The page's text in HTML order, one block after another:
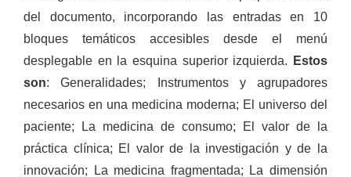
del documento, incorporando las entradas en 10
bloques temáticos accesibles desde el menú
desplegable en la esquina superior izquierda.
Estos
son: Generalidades; Instrumentos y agrupadores
necesarios en una medicina moderna; El universo del
paciente; La medicina de consumo; El valor de la
práctica clínica; El valor de la investigación y de la
innovación; La medicina fragmentada; La dimensión